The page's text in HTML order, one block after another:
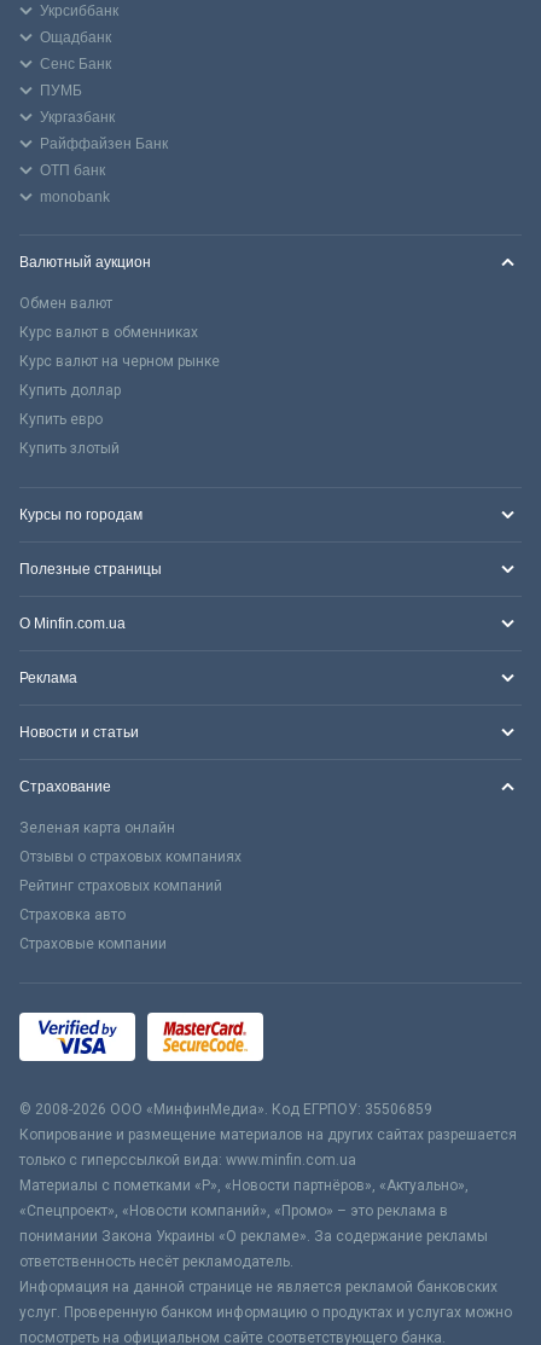
Укрсиббанк
Ощадбанк
Сенс Банк
ПУМБ
Укргазбанк
Райффайзен Банк
ОТП банк
monobank
Валютный аукцион
Обмен валют
Курс валют в обменниках
Курс валют на черном рынке
Купить доллар
Купить евро
Купить злотый
Курсы по городам
Полезные страницы
О Minfin.com.ua
Реклама
Новости и статьи
Страхование
Зеленая карта онлайн
Отзывы о страховых компаниях
Рейтинг страховых компаний
Страховка авто
Страховые компании
© 2008-2026 ООО «МинфинМедиа». Код ЕГРПОУ: 35506859
Копирование и размещение материалов на других сайтах разрешается
только с гиперссылкой вида: www.minfin.com.ua
Материалы с пометками «Р», «Новости партнёров», «Актуально»,
«Спецпроект», «Новости компаний», «Промо» – это реклама в
понимании Закона Украины «О рекламе». За содержание рекламы
ответственность несёт рекламодатель.
Информация на данной странице не является рекламой банковских
услуг. Проверенную банком информацию о продуктах и услугах можно
посмотреть на официальном сайте соответствующего банка.